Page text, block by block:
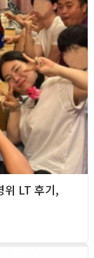
LT 후기,